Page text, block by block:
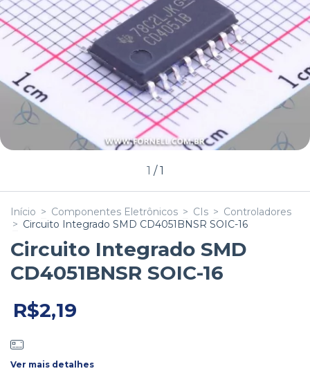
1 /1
Início > Componentes Eletrônicos > CIs > Controladores
> Circuito Integrado SMD CD4051BNSR SOIC-16
Circuito Integrado SMD
CD4051BNSR SOIC-16
R$2,19
Ver mais detalhes